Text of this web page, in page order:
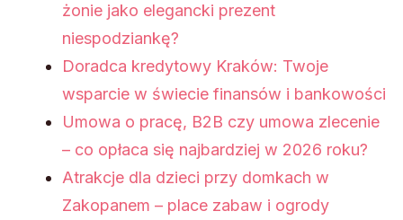
żonie jako elegancki prezent
niespodziankę?
Doradca kredytowy Kraków: Twoje
wsparcie w świecie finansów i bankowości
Umowa o pracę, B2B czy umowa zlecenie
– co opłaca się najbardziej w 2026 roku?
Atrakcje dla dzieci przy domkach w
Zakopanem – place zabaw i ogrody